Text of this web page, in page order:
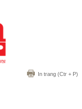
In trang (Ctr + P)